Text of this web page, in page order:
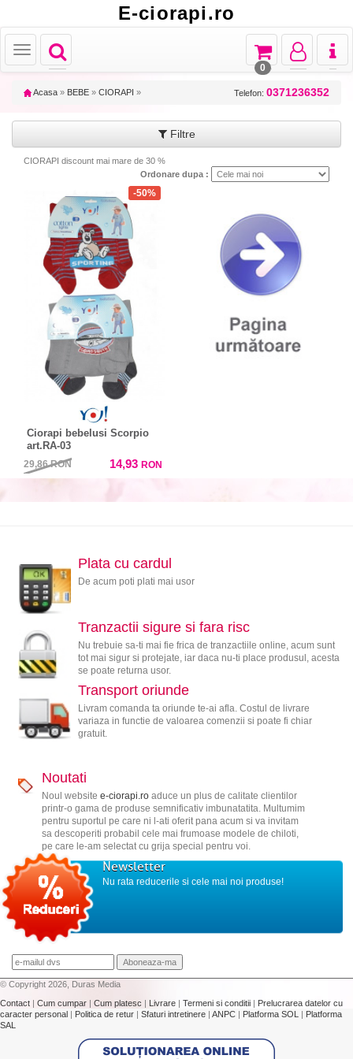
E-ciorapi.ro
Toggle
navigation
Toggle
Toggle
navigation
Toggle
navigation
Toggle
navigation
0
Acasa » BEBE » CIORAPI » Telefon: 0371236352
Filtre
CIORAPI discount mai mare de 30 %
Ordonare dupa :
-50%
Ciorapi bebelusi Scorpio
art.RA-03
29,86RON 14,93 RON
Plata cu cardul
De acum poti plati mai usor
Tranzactii sigure si fara risc
Nu trebuie sa-ti mai fie frica de tranzactiile online, acum sunt
tot mai sigur si protejate, iar daca nu-ti place produsul, acesta
se poate returna usor.
Transport oriunde
Livram comanda ta oriunde te-ai afla. Costul de livrare
variaza in functie de valoarea comenzii si poate fi chiar
gratuit.
Noutati
Noul website e-ciorapi.roaduce un plus de calitate clientilor
printr-o gama de produse semnificativ imbunatatita. Multumim
pentru suportul pe care ni l-ati oferit pana acum si va invitam
sa descoperiti probabil cele mai frumoase modele de chiloti,
pe care le-am selectat cu grija special pentru voi.
Newsletter
Nu rata reducerile si cele mai noi produse!
© Copyright 2026, Duras Media
Contact | Cum cumpar | Cum platesc | Livrare | Termeni si conditii | Prelucrarea datelor cu
caracter personal | Politica de retur | Sfaturi intretinere | ANPC | Platforma SOL | Platforma
SAL